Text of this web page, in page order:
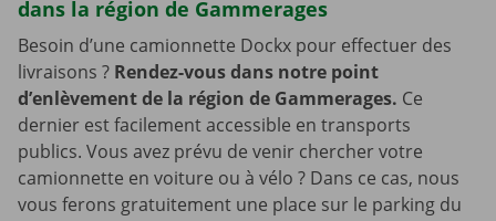
dans la région de Gammerages
Besoin d’une camionnette Dockx pour effectuer des
livraisons ? Rendez-vous dans notre point
d’enlèvement de la région de Gammerages. Ce
dernier est facilement accessible en transports
publics. Vous avez prévu de venir chercher votre
camionnette en voiture ou à vélo ? Dans ce cas, nous
vous ferons gratuitement une place sur le parking du